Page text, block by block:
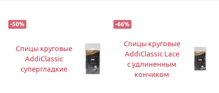
-50%
Спицы круговые
AddiClassic
супергладкие
-66%
Спицы круговые
AddiClassic Lace
с удлиненным
кончиком